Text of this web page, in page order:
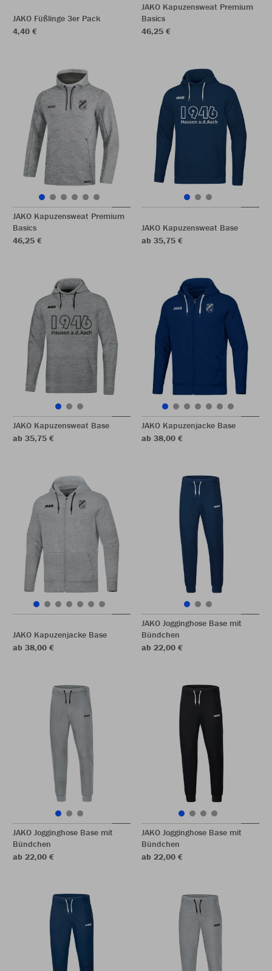
JAKO Füßlinge 3er Pack
4,40 €
JAKO Kapuzensweat Premium
Basics
46,25 €
JAKO Kapuzensweat Premium
Basics
46,25 €
JAKO Kapuzensweat Base
ab 35,75 €
JAKO Kapuzensweat Base
ab 35,75 €
JAKO Kapuzenjacke Base
ab 38,00 €
JAKO Kapuzenjacke Base
ab 38,00 €
JAKO Jogginghose Base mit
Bündchen
ab 22,00 €
JAKO Jogginghose Base mit
Bündchen
ab 22,00 €
JAKO Jogginghose Base mit
Bündchen
ab 22,00 €